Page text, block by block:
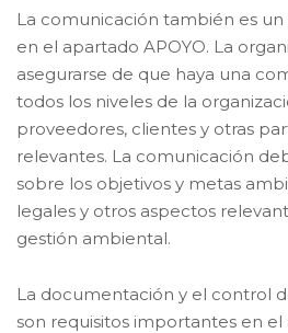
La comunicación también es
en el apartado APOYO. La
asegurarse de que haya una
todos los niveles de la
proveedores, clientes y otras
relevantes. La comunicación
sobre los objetivos y metas
legales y otros aspectos
gestión ambiental.
La documentación y el control
son requisitos importantes en el